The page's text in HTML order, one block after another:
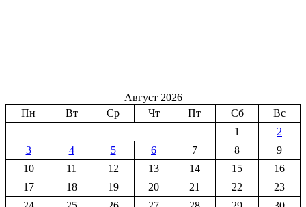
Август 2026
Пн
Вт Ср Чт Пт Сб
Вс
1
2
3
4 5 6 7 8
9
10
11 12 13 14 15
16
17
18 19 20 21 22
23